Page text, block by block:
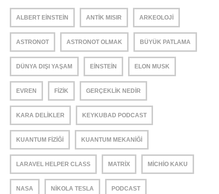
ALBERT EINSTEIN ANTIK MISIR ARKEOLOJI
ASTRONOT ASTRONOT OLMAK BÜYÜK PATLAMA
DÜNYA DIŞI YAŞAM EINSTEIN ELON MUSK
EVREN FIZIK GERÇEKLIK NEDIR
KARA DELIKLER KEYKUBAD PODCAST
KUANTUM FIZIĞI KUANTUM MEKANIĞI
LARAVEL HELPER CLASS MATRIX MICHIO KAKU
NASA NIKOLA TESLA PODCAST